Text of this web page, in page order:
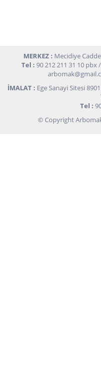
MERKEZ : Mecidiye
Tel : 90 212 211 31 10 pbx /
İMALAT : Ege Sanayi Sitesi
Tel :
© Copyright Arbomak